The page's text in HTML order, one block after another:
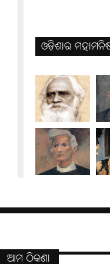
ଓଡ଼ିଶାର
ଆମ ଠିକଣା